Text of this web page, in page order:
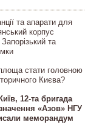
та апарати для
корпус
та
стати головною
Києва?
12-та бригада
«Азов» НГУ
меморандум